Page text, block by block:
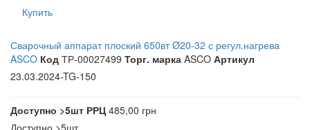
Купить
Сварочный аппарат плоский 650вт Ø20-32 с регул.нагрева
ASCO Код ТР-00027499 Торг. марка ASCO Артикул
23.03.2024-TG-150
Доступно >5шт РРЦ485,00 грн
Доступно >5шт